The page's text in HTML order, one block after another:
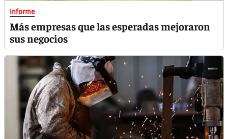
Informe
Más empresas que las esperadas mejoraron
sus negocios